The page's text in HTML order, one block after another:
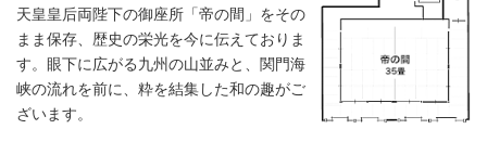
天皇皇后両陛下の御座所「帝の間」をその
まま保存、歴史の栄光を今に伝えておりま
す。眼下に広がる九州の山並みと、関門海
峡の流れを前に、粋を結集した和の趣がご
ざいます。